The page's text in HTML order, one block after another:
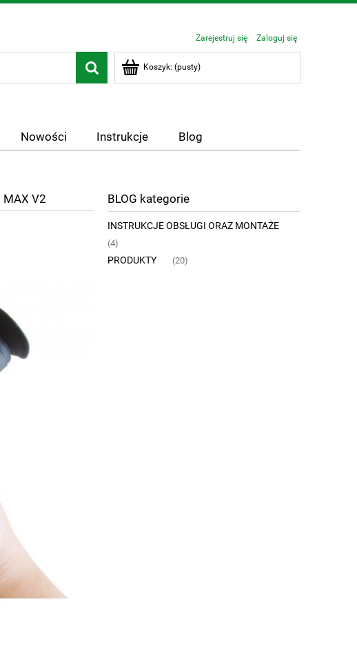
Zarejestruj się Zaloguj się
Koszyk: (pusty)
Nowości Instrukcje Blog
MAX V2 BLOG kategorie
INSTRUKCJE OBSŁUGI ORAZ MONTAŻE
(4)
PRODUKTY (20)